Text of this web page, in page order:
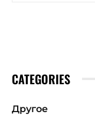
CATEGORIES
Другое